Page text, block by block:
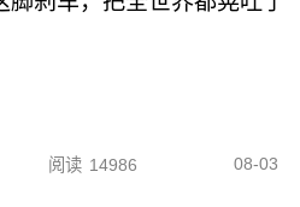
阅读 14986 08-03